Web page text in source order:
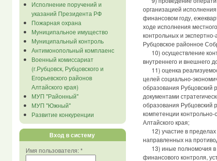
Исполнение поручений и
указаний Президента РФ
Пожарная охрана
Муниципальное имущество
Муниципальный контроль
Антимонопольный комплаенс
Военный комиссариат
(г.Рубцовск, Рубцовского и
Егорьевского районов
Алтайского края)
МУП "Районный"
МУП "Южный"
Развитие конкуренции
Вход в систему
Имя пользователя:*
организацией
финансовом году,
ходе исполнения
контрольных и
Рубцовское районное
10) осуществление
внутреннего и внешнего
11) оценка
целей социально-
образования Рубцовский
документами
образования Рубцовский
компетенции
Алтайского края;
12) участие в
направленных на
13) иные полномочия в
финансового контроля,